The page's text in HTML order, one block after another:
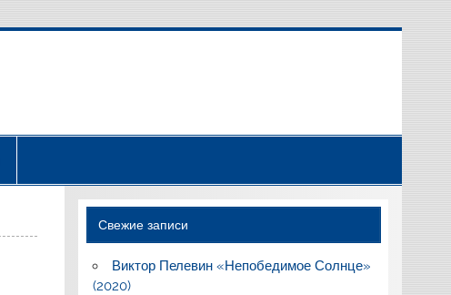
Свежие записи
Виктор Пелевин «Непобедимое Солнце»
(2020)